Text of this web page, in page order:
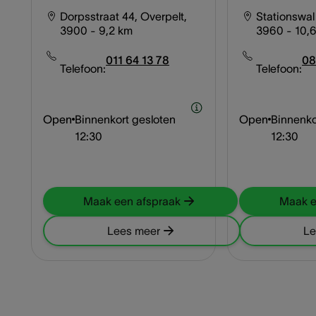
Dorpsstraat 44, Overpelt,
3900 - 9,2 km
Telefoon:
011 64 13 78
Open Binnenkort gesloten
12:30
Maak een afspraak
Lees meer
3960 -
Telefoon:
Open
12:30
Maak